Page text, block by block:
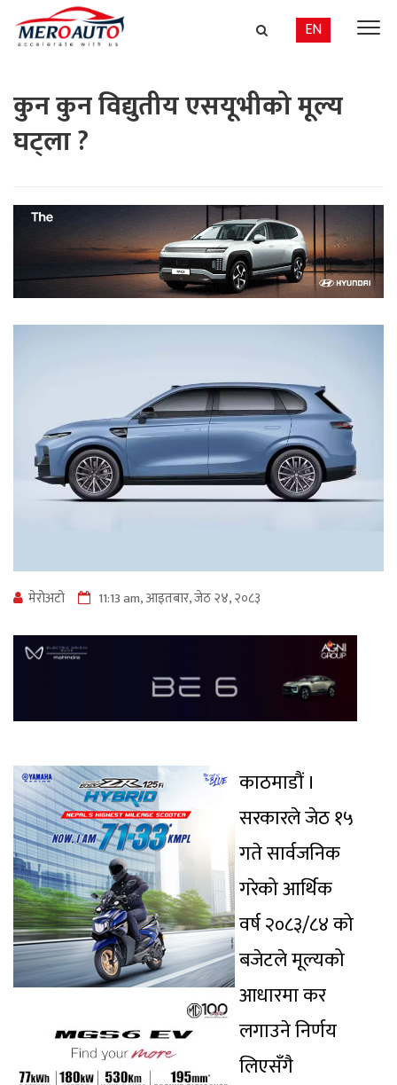
EN
कुन कुन विद्युतीय एसयूभीको मूल्य
घट्ला ?
मेराेअटाे 11:13 am, आइतबार, जेठ २४, २०८३
काठमाडौं ।
सरकारले जेठ १५
गते सार्वजनिक
गरेको आर्थिक
वर्ष २०८३/८४ को
बजेटले मूल्यको
आधारमा कर
लगाउने निर्णय
लिएसँगै